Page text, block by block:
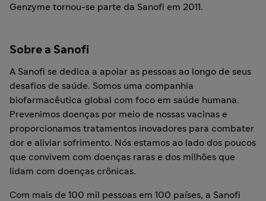
Genzyme tornou-se parte da Sanofi em 2011.
Sobre a Sanofi
A Sanofi se dedica a apoiar as pessoas ao longo de seus
desafios de saúde. Somos uma companhia
biofarmacêutica global com foco em saúde humana.
Prevenimos doenças por meio de nossas vacinas e
proporcionamos tratamentos inovadores para combater
dor e aliviar sofrimento. Nós estamos ao lado dos poucos
que convivem com doenças raras e dos milhões que
lidam com doenças crônicas.
Com mais de 100 mil pessoas em 100 países, a Sanofi